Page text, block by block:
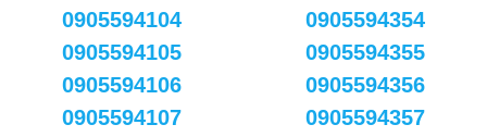
0905594104
0905594105
0905594106
0905594107
0905594354
0905594355
0905594356
0905594357